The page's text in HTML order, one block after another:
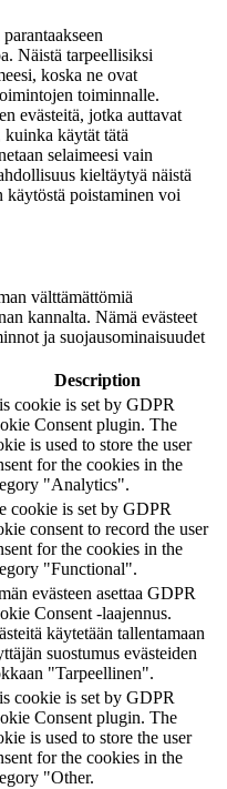
Näistä tarpeellisiksi
koska ne ovat
toiminnalle.
evästeitä, jotka auttavat
kuinka käytät tätä
selaimeesi vain
kieltäytyä näistä
käytöstä poistaminen voi
välttämättömiä
kannalta. Nämä evästeet
ja suojausominaisuudet
Description
cookie is set by GDPR
Consent plugin. The
is used to store the user
for the cookies in the
"Analytics".
cookie is set by GDPR
consent to record the user
for the cookies in the
"Functional".
evästeen asettaa GDPR
Consent -laajennus.
käytetään tallentamaan
suostumus evästeiden
"Tarpeellinen".
cookie is set by GDPR
Consent plugin. The
is used to store the user
for the cookies in the
"Other.